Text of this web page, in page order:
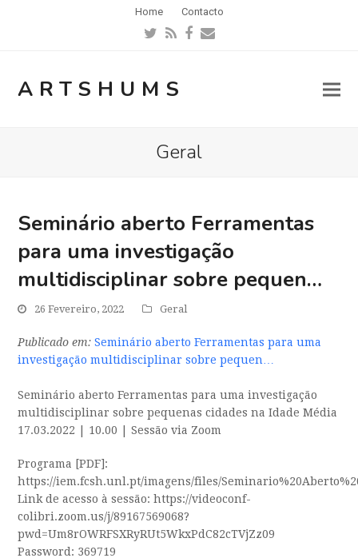
Home Contacto
Twitter
RSSFacebook
Email
ARTSHUMS
Geral
Seminário aberto Ferramentas
para uma investigação
multidisciplinar sobre pequen…
26 Fevereiro, 2022 Geral
Publicado em: Seminário aberto Ferramentas para uma
investigação multidisciplinar sobre pequen…
Seminário aberto Ferramentas para uma investigação
multidisciplinar sobre pequenas cidades na Idade Média
17.03.2022 | 10.00 | Sessão via Zoom
Programa [PDF]:
https://iem.fcsh.unl.pt/imagens/files/
Link de acesso à sessão: https://videoconf-
colibri.zoom.us/j/89167569068?
pwd=Um8rOWRFSXRyRUt5WkxPdC82cTVjZz09
Password: 369719